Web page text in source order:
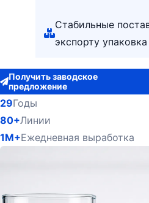
Стабильные
экспорту упаковка
Получить заводское
предложение
29Годы
80+Линии
1M+Ежедневная выработка